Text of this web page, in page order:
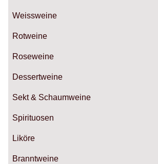
Weissweine
Rotweine
Roseweine
Dessertweine
Sekt & Schaumweine
Spirituosen
Liköre
Branntweine